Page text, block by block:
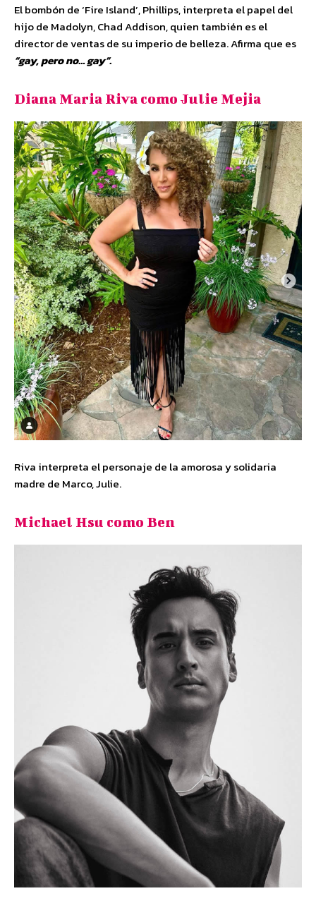
El bombón de ‘Fire Island’, Phillips, interpreta el papel del
hijo de Madolyn, Chad Addison, quien también es el
director de ventas de su imperio de belleza. Afirma que es
“gay, pero no… gay”.
Diana Maria Riva como Julie Mejia
Riva interpreta el personaje de la amorosa y solidaria
madre de Marco, Julie.
Michael Hsu como Ben